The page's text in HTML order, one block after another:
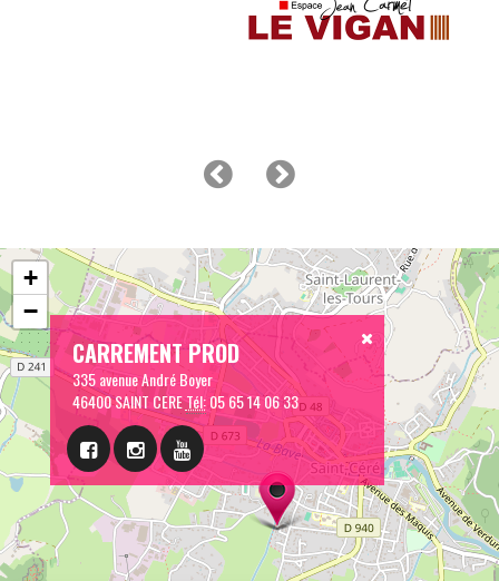
CARREMENT PROD
335 avenue André Boyer
46400 SAINT CERETél:05 65 14 06 33
+
−